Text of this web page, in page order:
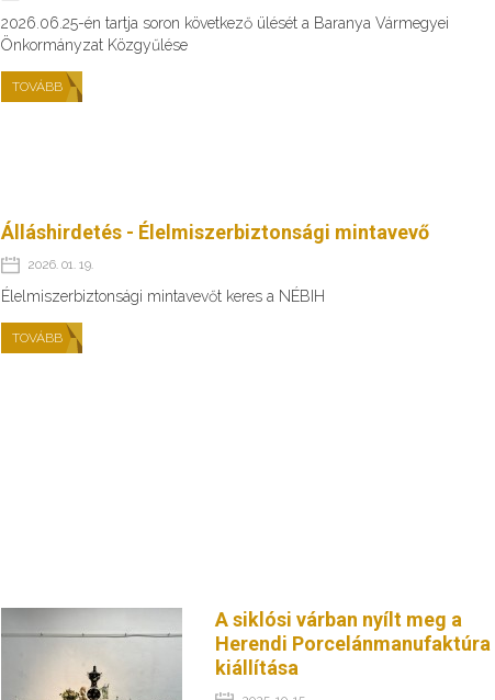
2026.06.25-én tartja soron következő ülését a Baranya Vármegyei
Önkormányzat Közgyűlése
TOVÁBB
Álláshirdetés - Élelmiszerbiztonsági mintavevő
2026. 01. 19.
Élelmiszerbiztonsági mintavevőt keres a NÉBIH
TOVÁBB
A siklósi várban nyílt meg a
Herendi Porcelánmanufaktúra
kiállítása